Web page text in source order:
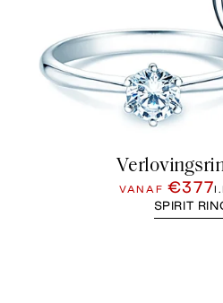
VANAF €377
SPIRIT